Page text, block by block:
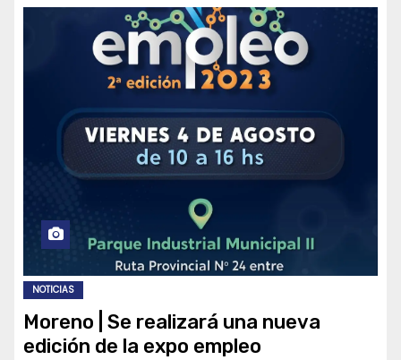
NOTICIAS
Moreno | Se realizará una nueva
edición de la expo empleo